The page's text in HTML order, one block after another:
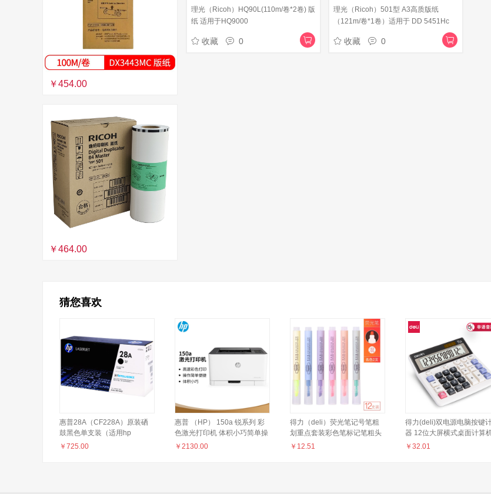
￥454.00
￥464.00
理光（Ricoh）HQ90L(110m/卷*2卷) 版
纸 适用于HQ9000
收藏 0
理光（Ricoh）501型 A3高质版纸
（121m/卷*1卷）适用于 DD 5451Hc
收藏 0
猜您喜欢
惠普28A（CF228A）原装硒
鼓黑色单支装（适用hp
M403d/M403dn/M427dw/M403dw/M427fdn/M427fdw）
￥ 725.00
惠普 （HP） 150a 锐系列 彩
色激光打印机 体积小巧简单操
作 CP1025升级款
￥ 2130.00
得力（deli）荧光笔记号笔粗
划重点套装彩色笔标记笔粗头
笔糖果色学生用荧光笔6色大
￥ 12.51
得力(deli)双电源电脑按键
器 12位大屏横式桌面计算
财务及银行人员适用 办公用
￥ 32.01